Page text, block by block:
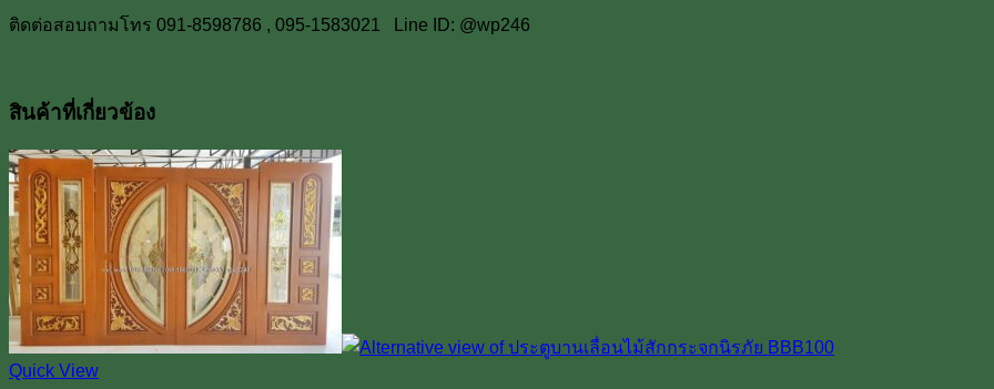
ติดต่อสอบถามโทร 091-8598786 , 095-1583021 Line ID: @wp246
สินค้าที่เกี่ยวข้อง
Quick View